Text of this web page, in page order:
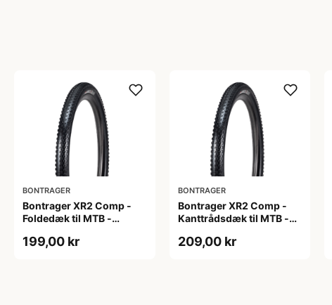
BONTRAGER
Bontrager XR2 Comp -
Foldedæk til MTB -
199,00 kr
BONTRAGER
Bontrager XR2 Comp -
Kanttrådsdæk til MTB -
209,00 kr